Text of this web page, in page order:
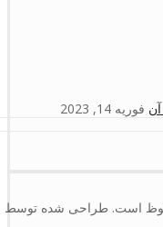
فوریه 14, 2023
است. طراحی شده